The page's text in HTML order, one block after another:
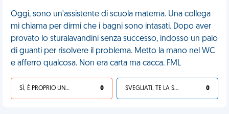
Oggi, sono un'assistente di scuola materna. Una collega
mi chiama per dirmi che i bagni sono intasati. Dopo aver
provato lo sturalavandini senza successo, indosso un paio
di guanti per risolvere il problema. Metto la mano nel WC
e afferro qualcosa. Non era carta ma cacca. FML
SÌ, È PROPRIO UNA VDM! 0 SVEGLIATI, TE LA SEI CERCATA! 0